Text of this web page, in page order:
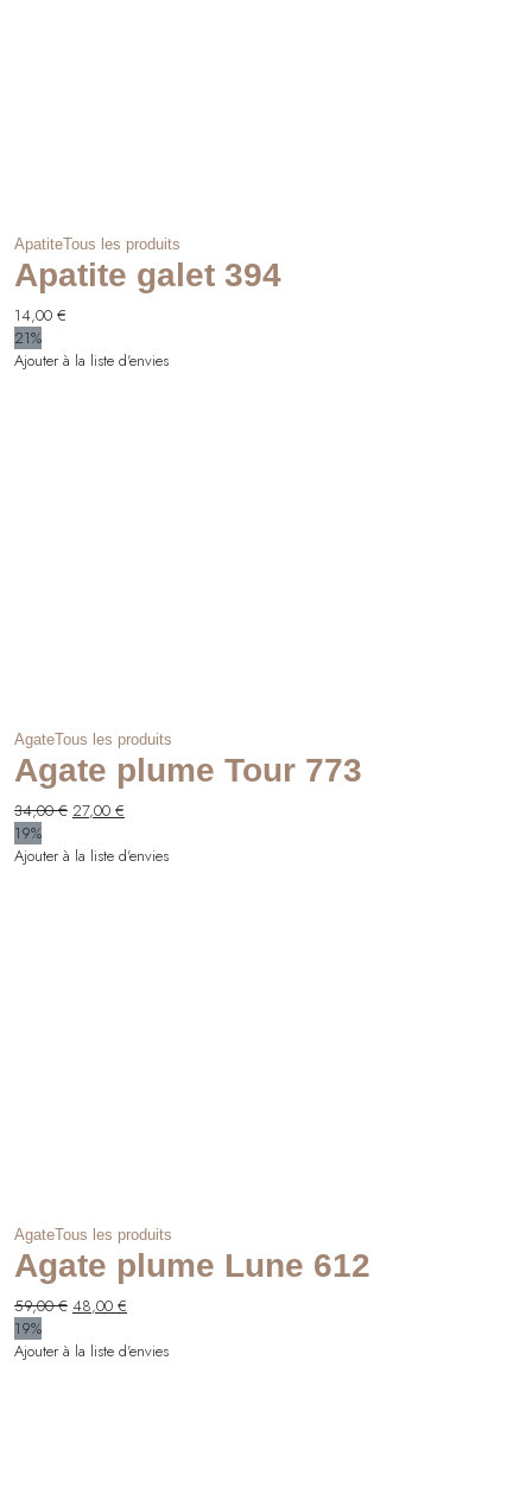
ApatiteTous les produits
Apatite galet 394
14,00 €
21%
Ajouter à la liste d'envies
AgateTous les produits
Agate plume Tour 773
34,00€ Le
initial
27,00 €
actuel
19%
Ajouter à la liste d'envies
AgateTous les produits
Agate plume Lune 612
59,00€ Le
initial
48,00 €
actuel
19%
Ajouter à la liste d'envies